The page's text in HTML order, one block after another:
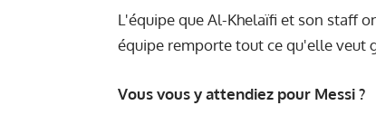
L'équipe que Al-Khelaïfi et son staff
équipe remporte tout ce qu'elle veut
Vous vous y attendiez pour Messi ?